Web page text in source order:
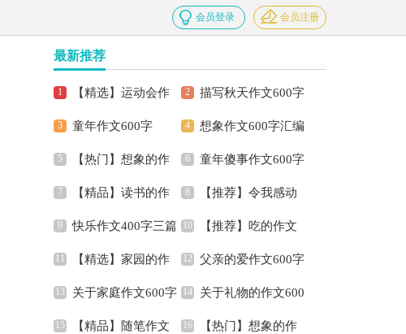
会员登录 会员注册
最新推荐
【精选】运动会作
文300字合集7篇
描写秋天作文600字
六篇
童年作文600字 想象作文600字汇编
七篇
【热门】想象的作
文600字集锦八篇
童年傻事作文600字
【精品】读书的作
文600字合集七篇
【推荐】令我感动
的作文600字3篇
快乐作文400字三篇 【推荐】吃的作文
600字锦集九篇
【精选】家园的作
文400字四篇
父亲的爱作文600字
关于家庭作文600字
七篇
关于礼物的作文600
字集合9篇
【精品】随笔作文 【热门】想象的作